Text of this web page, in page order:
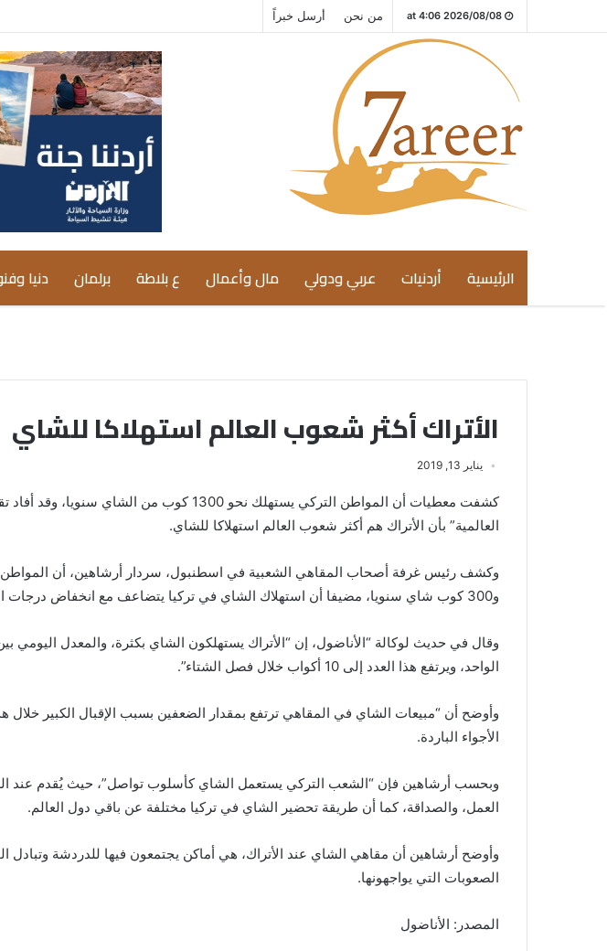
2026/08/08 at 4:06 من نحن أرسل خبراً
الرئيسية أردنيات عربي ودولي مال وأعمال ع بلاطة برلمان دنيا
الأتراك أكثر شعوب العالم استهلاكا للشاي
يناير 13, 2019
كشفت معطيات أن المواطن التركي يستهلك نحو 1300 كوب من
العالمية” بأن الأتراك هم أكثر شعوب العالم استهلاكا للشاي.
وكشف رئيس غرفة أصحاب المقاهي الشعبية في اسطنبول، سردار أرشاهين، أن
و300 كوب شاي سنويا، مضيفا أن استهلاك الشاي في تركيا يتضاعف مع انخفاض درجات الحرارة.
الواحد، ويرتفع هذا العدد إلى 10 أكواب خلال فصل الشتاء”.
وأوضح أن “مبيعات الشاي في المقاهي ترتفع بمقدار الضعفين بسبب الإقبال الكبير خلال
الأجواء الباردة.
وبحسب أرشاهين فإن “الشعب التركي يستعمل الشاي كأسلوب تواصل”، حيث يُقدم عند
العمل، والصداقة، كما أن طريقة تحضير الشاي في تركيا مختلفة عن باقي دول العالم.
وأوضح أرشاهين أن مقاهي الشاي عند الأتراك، هي أماكن يجتمعون فيها للدردشة وتبادل
الصعوبات التي يواجهونها.
المصدر: الأناضول